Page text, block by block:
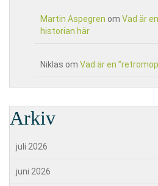
Martin Aspegren om Vad är
historian här
Niklas om Vad är en
Arkiv
juli 2026
juni 2026